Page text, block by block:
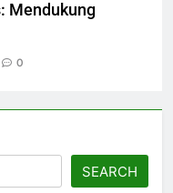
Mendukung
0
SEARCH